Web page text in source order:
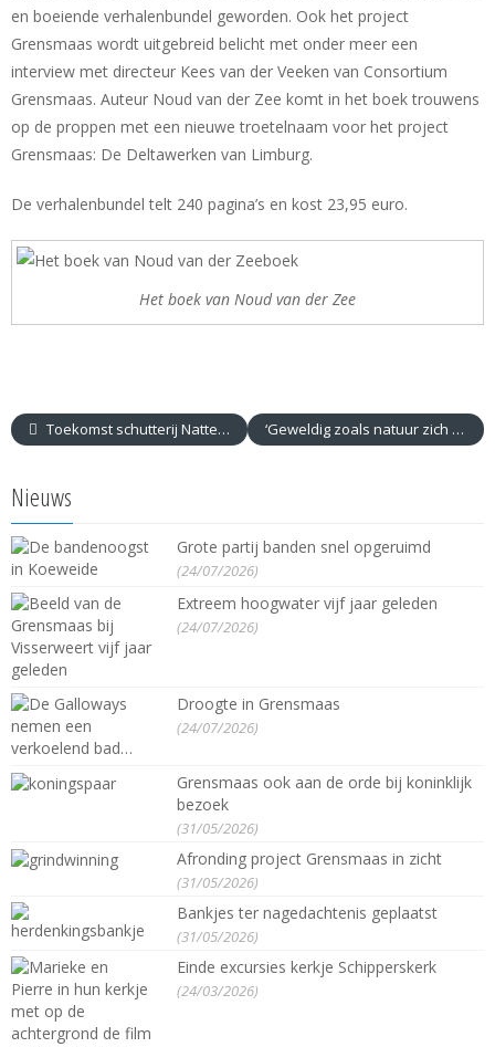
en boeiende verhalenbundel geworden. Ook het project
Grensmaas wordt uitgebreid belicht met onder meer een
interview met directeur Kees van der Veeken van Consortium
Grensmaas. Auteur Noud van der Zee komt in het boek trouwens
op de proppen met een nieuwe troetelnaam voor het project
Grensmaas: De Deltawerken van Limburg.
De verhalenbundel telt 240 pagina’s en kost 23,95 euro.
Het boek van Noud van der Zee
Toekomst schutterij Nattenhoven verzekerd ‘Geweldig zoals natuur zich ontwikkelt’
Nieuws
Grote partij banden snel opgeruimd
(24/07/2026)
Extreem hoogwater vijf jaar geleden
(24/07/2026)
Droogte in Grensmaas
(24/07/2026)
Grensmaas ook aan de orde bij koninklijk
bezoek
(31/05/2026)
Afronding project Grensmaas in zicht
(31/05/2026)
Bankjes ter nagedachtenis geplaatst
(31/05/2026)
Einde excursies kerkje Schipperskerk
(24/03/2026)